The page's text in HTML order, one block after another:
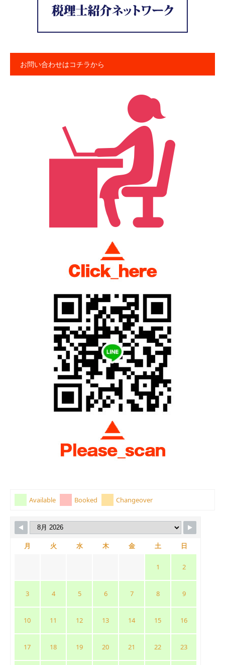
お問い合わせはコチラから
Available Booked Changeover
月 火 水 木 金 土 日
1 2
3 4 5 6 7 8 9
10 11 12 13 14 15 16
17 18 19 20 21 22 23